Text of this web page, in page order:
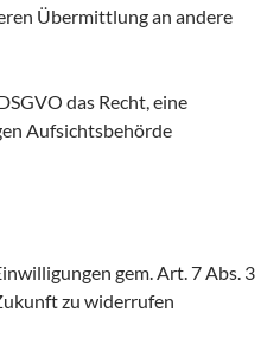
Übermittlung an andere
das Recht, eine
Aufsichtsbehörde
gem. Art. 7 Abs. 3
zu widerrufen